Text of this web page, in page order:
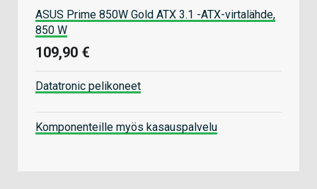
ASUS Prime 850W Gold ATX 3.1 -ATX-virtalähde,
850 W
109,90 €
Datatronic pelikoneet
Komponenteille myös kasauspalvelu